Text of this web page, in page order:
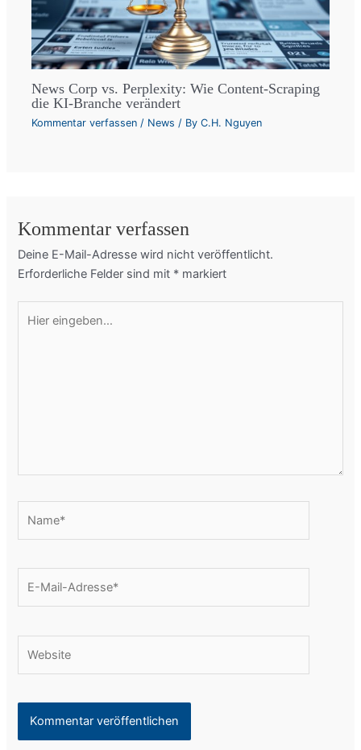
News Corp vs. Perplexity: Wie Content-Scraping
die KI-Branche verändert
Kommentar verfassen / News / ByC.H. Nguyen
Kommentar verfassen
Deine E-Mail-Adresse wird nicht veröffentlicht.
Erforderliche Felder sind mit * markiert
eingeben…